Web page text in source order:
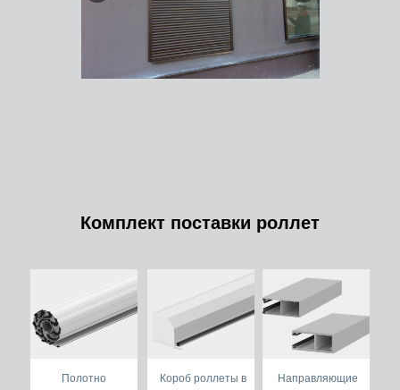
Комплект поставки роллет
Полотно
Короб роллеты в
Направляющие